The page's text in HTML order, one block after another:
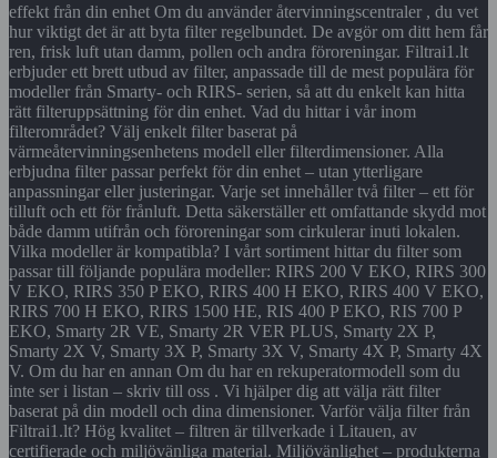
effekt från din enhet Om du använder återvinningscentraler , du vet
hur viktigt det är att byta filter regelbundet. De avgör om ditt hem får
ren, frisk luft utan damm, pollen och andra föroreningar. Filtrai1.lt
erbjuder ett brett utbud av filter, anpassade till de mest populära för
modeller från Smarty- och RIRS- serien, så att du enkelt kan hitta
rätt filteruppsättning för din enhet. Vad du hittar i vår inom
filterområdet? Välj enkelt filter baserat på
värmeåtervinningsenhetens modell eller filterdimensioner. Alla
erbjudna filter passar perfekt för din enhet – utan ytterligare
anpassningar eller justeringar. Varje set innehåller två filter – ett för
tilluft och ett för frånluft. Detta säkerställer ett omfattande skydd mot
både damm utifrån och föroreningar som cirkulerar inuti lokalen.
Vilka modeller är kompatibla? I vårt sortiment hittar du filter som
passar till följande populära modeller: RIRS 200 V EKO, RIRS 300
V EKO, RIRS 350 P EKO, RIRS 400 H EKO, RIRS 400 V EKO,
RIRS 700 H EKO, RIRS 1500 HE, RIS 400 P EKO, RIS 700 P
EKO, Smarty 2R VE, Smarty 2R VER PLUS, Smarty 2X P,
Smarty 2X V, Smarty 3X P, Smarty 3X V, Smarty 4X P, Smarty 4X
V. Om du har en annan Om du har en rekuperatormodell som du
inte ser i listan – skriv till oss . Vi hjälper dig att välja rätt filter
baserat på din modell och dina dimensioner. Varför välja filter från
Filtrai1.lt? Hög kvalitet – filtren är tillverkade i Litauen, av
certifierade och miljövänliga material. Miljövänlighet – produkterna